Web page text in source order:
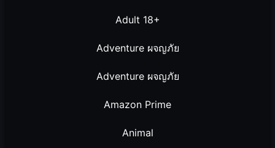
Adult 18+
Adventure ผจญภัย
Adventure ผจญภัย
Amazon Prime
Animal